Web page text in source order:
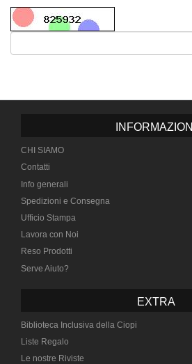
INFORMAZIONI
CHI SIAMO
Contatti
Info generali
Spedizioni e Consegna
Ufficio Stampa
Lavora con Noi
Reso Prodotti
Serve Aiuto?
EXTRA
Biblioteca Inclusiva della Ciopi
Liste Regalo
Le nostre Riviste